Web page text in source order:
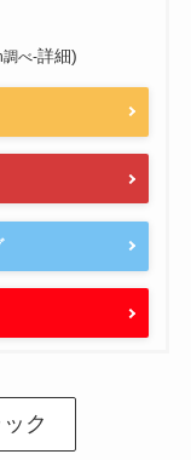
調べ-詳細)
ク